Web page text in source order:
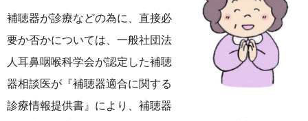
補聴器が診療などの為に、直接必
要か否かについては、一般社団法
人耳鼻咽喉科学会が認定した補聴
器相談医が『補聴器適合に関する
診療情報提供書』により、補聴器